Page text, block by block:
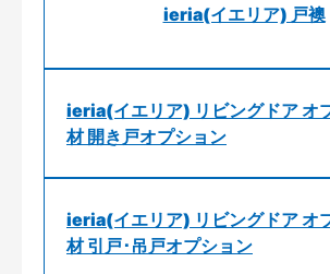
ieria(イエリア) 戸襖
ieria(イエリア) リビングドア オ
材 開き戸オプション
ieria(イエリア) リビングドア オ
材 引戸･吊戸オプション